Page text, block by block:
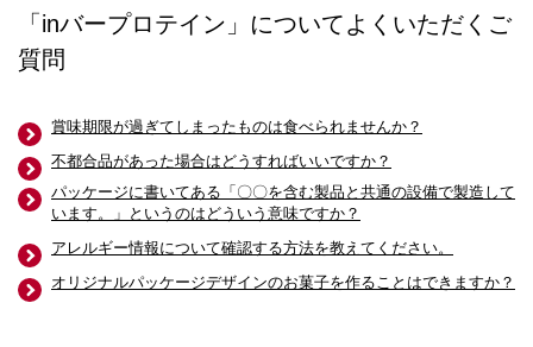
「inバープロテイン」についてよくいただくご
質問
賞味期限が過ぎてしまったものは食べられませんか？
不都合品があった場合はどうすればいいですか？
パッケージに書いてある「〇〇を含む製品と共通の設備で製造して
います。」というのはどういう意味ですか？
アレルギー情報について確認する方法を教えてください。
オリジナルパッケージデザインのお菓子を作ることはできますか？